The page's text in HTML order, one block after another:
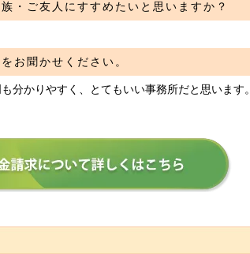
・ご友人にすすめたいと思いますか？
お聞かせください。
分かりやすく、とてもいい事務所だと思います。